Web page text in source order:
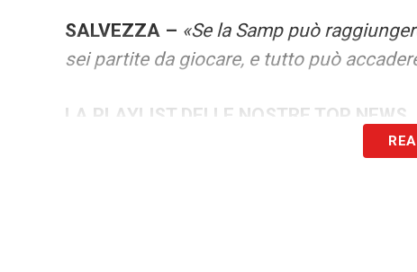
SALVEZZA – «Se la Samp può
sei partite da giocare, e tutto può
LA PLAYLIST DELLE NOSTRE TOP NEWS